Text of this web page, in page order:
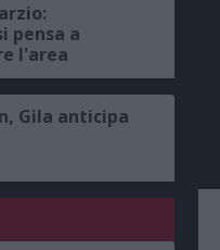
pensa a
l'area
dirigente del
Gila anticipa